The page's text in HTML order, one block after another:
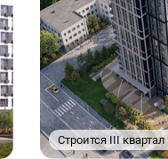
Строится III квартал